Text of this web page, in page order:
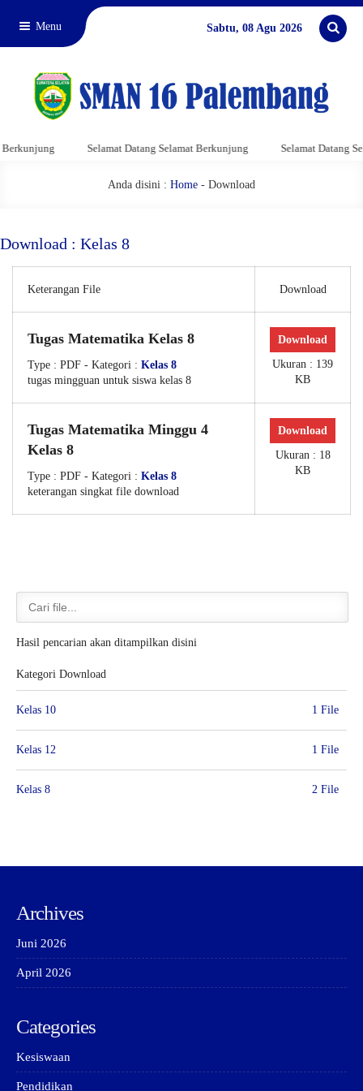
Menu Sabtu, 08 Agu 2026
Selamat Datang Selamat Berkunjung Selamat Datang
Anda disini : Home - Download
Download : Kelas 8
Keterangan File Download
Tugas Matematika Kelas 8
Type : PDF - Kategori : Kelas 8
tugas mingguan untuk siswa kelas 8
Download
Ukuran : 139
KB
Tugas Matematika Minggu 4
Kelas 8
Type : PDF - Kategori : Kelas 8
keterangan singkat file download
Download
Ukuran : 18
KB
Hasil pencarian akan ditampilkan disini
Kategori Download
Kelas 10 1 File
Kelas 12 1 File
Kelas 8 2 File
Archives
Juni 2026
April 2026
Categories
Kesiswaan
Pendidikan